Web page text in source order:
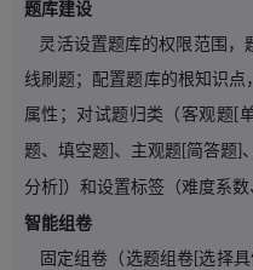
题库建设
灵活设置题库的权限范围，
线刷题；配置题库的根知识
属性；对试题归类（客观题
题、填空题 、主观题 简答题
分析 ）和设置标签（难度系数
智能组卷
固定组卷（选题组卷 选择